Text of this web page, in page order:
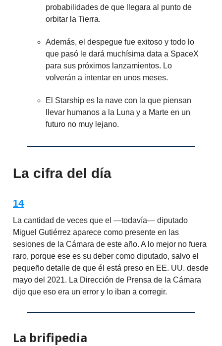
probabilidades de que llegara al punto de
orbitar la Tierra.
Además, el despegue fue exitoso y todo lo
que pasó le dará muchísima data a SpaceX
para sus próximos lanzamientos. Lo
volverán a intentar en unos meses.
El Starship es la nave con la que piensan
llevar humanos a la Luna y a Marte en un
futuro no muy lejano.
La cifra del día
14
La cantidad de veces que el —todavía— diputado
Miguel Gutiérrez aparece como presente en las
sesiones de la Cámara de este año. A lo mejor no fuera
raro, porque ese es su deber como diputado, salvo el
pequeño detalle de que él está preso en EE. UU. desde
mayo del 2021. La Dirección de Prensa de la Cámara
dijo que eso era un error y lo iban a corregir.
La brifipedia